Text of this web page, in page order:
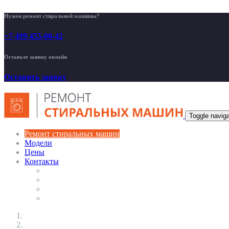
Нужен ремонт стиральной машины?
+7 499 455-00-42
Оставьте заявку онлайн
Оставить заявку
Toggle
Ремонт стиральных машин
Модели
Цены
Контакты